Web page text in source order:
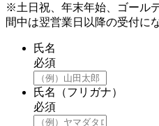
※土日祝、年末年始、ゴール
間中は翌営業日以降の受付に
氏名
必須
氏名（フリガナ）
必須